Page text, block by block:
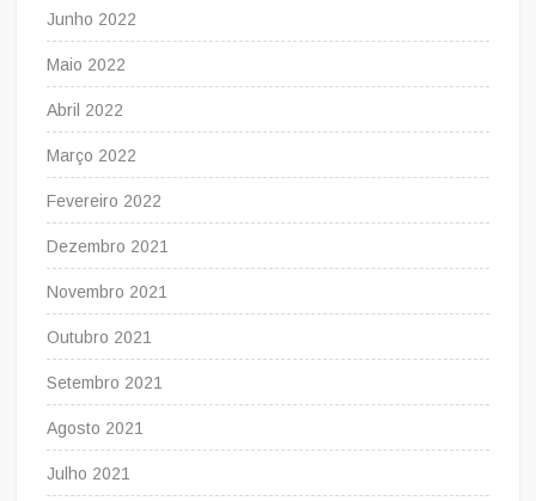
Junho 2022
Maio 2022
Abril 2022
Março 2022
Fevereiro 2022
Dezembro 2021
Novembro 2021
Outubro 2021
Setembro 2021
Agosto 2021
Julho 2021